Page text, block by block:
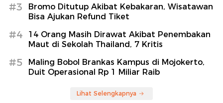
#3
Bromo Ditutup Akibat Kebakaran, Wisatawan
Bisa Ajukan Refund Tiket
#4
14 Orang Masih Dirawat Akibat Penembakan
Maut di Sekolah Thailand, 7 Kritis
#5
Maling Bobol Brankas Kampus di Mojokerto,
Duit Operasional Rp 1 Miliar Raib
Lihat Selengkapnya